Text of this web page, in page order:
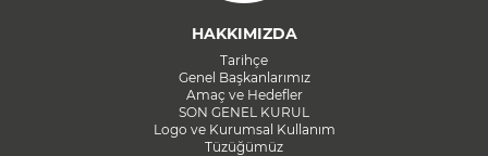
HAKKIMIZDA
Tarihçe
Genel Başkanlarımız
Amaç ve Hedefler
SON GENEL KURUL
Logo ve Kurumsal Kullanım
Tüzüğümüz